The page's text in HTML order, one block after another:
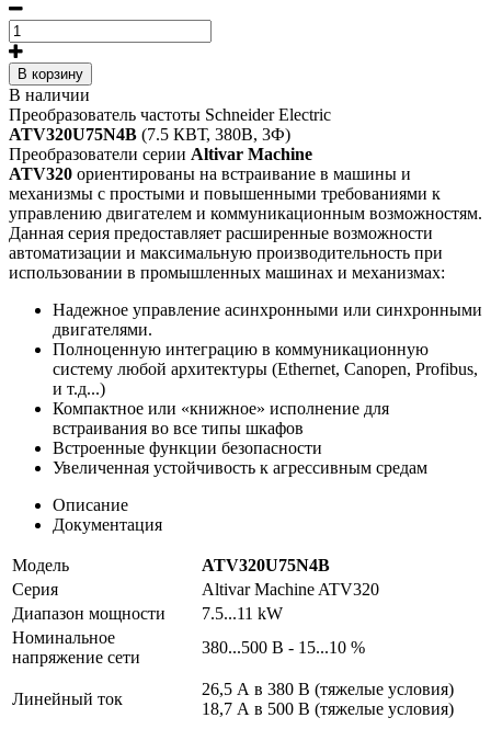
В корзину
В наличии
Преобразователь частоты Schneider Electric
ATV320U75N4B (7.5 КВТ, 380В, 3Ф)
Преобразователи серии Altivar Machinе
ATV320 ориентированы на встраивание в машины и
механизмы с простыми и повышенными требованиями к
управлению двигателем и коммуникационным возможностям.
Данная серия предоставляет расширенные возможности
автоматизации и максимальную производительность при
использовании в промышленных машинах и механизмах:
Надежное управление асинхронными или синхронными
двигателями.
Полноценную интеграцию в коммуникационную
систему любой архитектуры (Ethernet, Canopen, Profibus,
и т.д...)
Компактное или «книжное» исполнение для
встраивания во все типы шкафов
Встроенные функции безопасности
Увеличенная устойчивость к агрессивным средам
Описание
Документация
Модель
ATV320U75N4B
Серия
Altivar Machine ATV320
Диапазон мощности
7.5...11 kW
Номинальное
напряжение сети
380...500 В - 15...10 %
Линейный ток
26,5 А в 380 В (тяжелые условия)
18,7 А в 500 В (тяжелые условия)